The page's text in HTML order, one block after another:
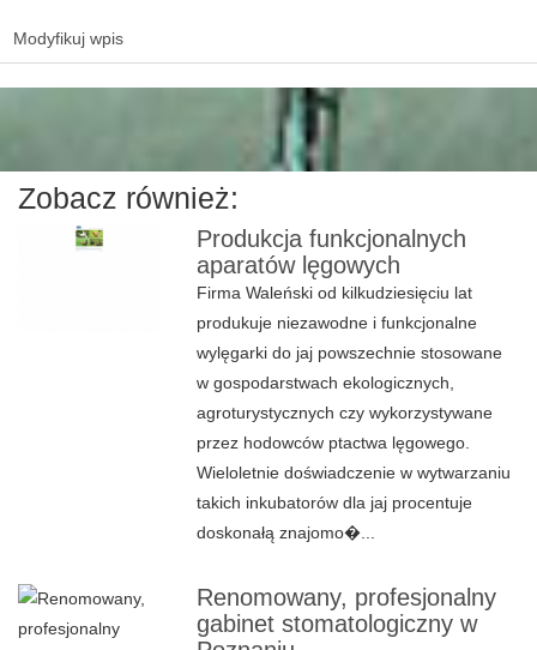
Modyfikuj wpis
Zobacz również:
Produkcja funkcjonalnych
aparatów lęgowych
Firma Waleński od kilkudziesięciu lat
produkuje niezawodne i funkcjonalne
wylęgarki do jaj powszechnie stosowane
w gospodarstwach ekologicznych,
agroturystycznych czy wykorzystywane
przez hodowców ptactwa lęgowego.
Wieloletnie doświadczenie w wytwarzaniu
takich inkubatorów dla jaj procentuje
doskonałą znajomo�...
Renomowany, profesjonalny
gabinet stomatologiczny w